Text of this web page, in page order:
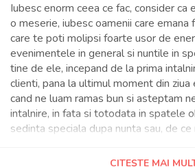
Iubesc enorm ceea ce fac, consider
o meserie, iubesc oamenii care emana
care te poti molipsi foarte usor de
evenimentele in general si nuntile in
tine de ele, incepand de la prima
clienti, pana la ultimul moment din ziua
cand ne luam ramas bun si asteptam
intalnire, in fata si totodata in spatele
sedinta speciala dupa nunta sau, de ce
CITEȘTE MAI